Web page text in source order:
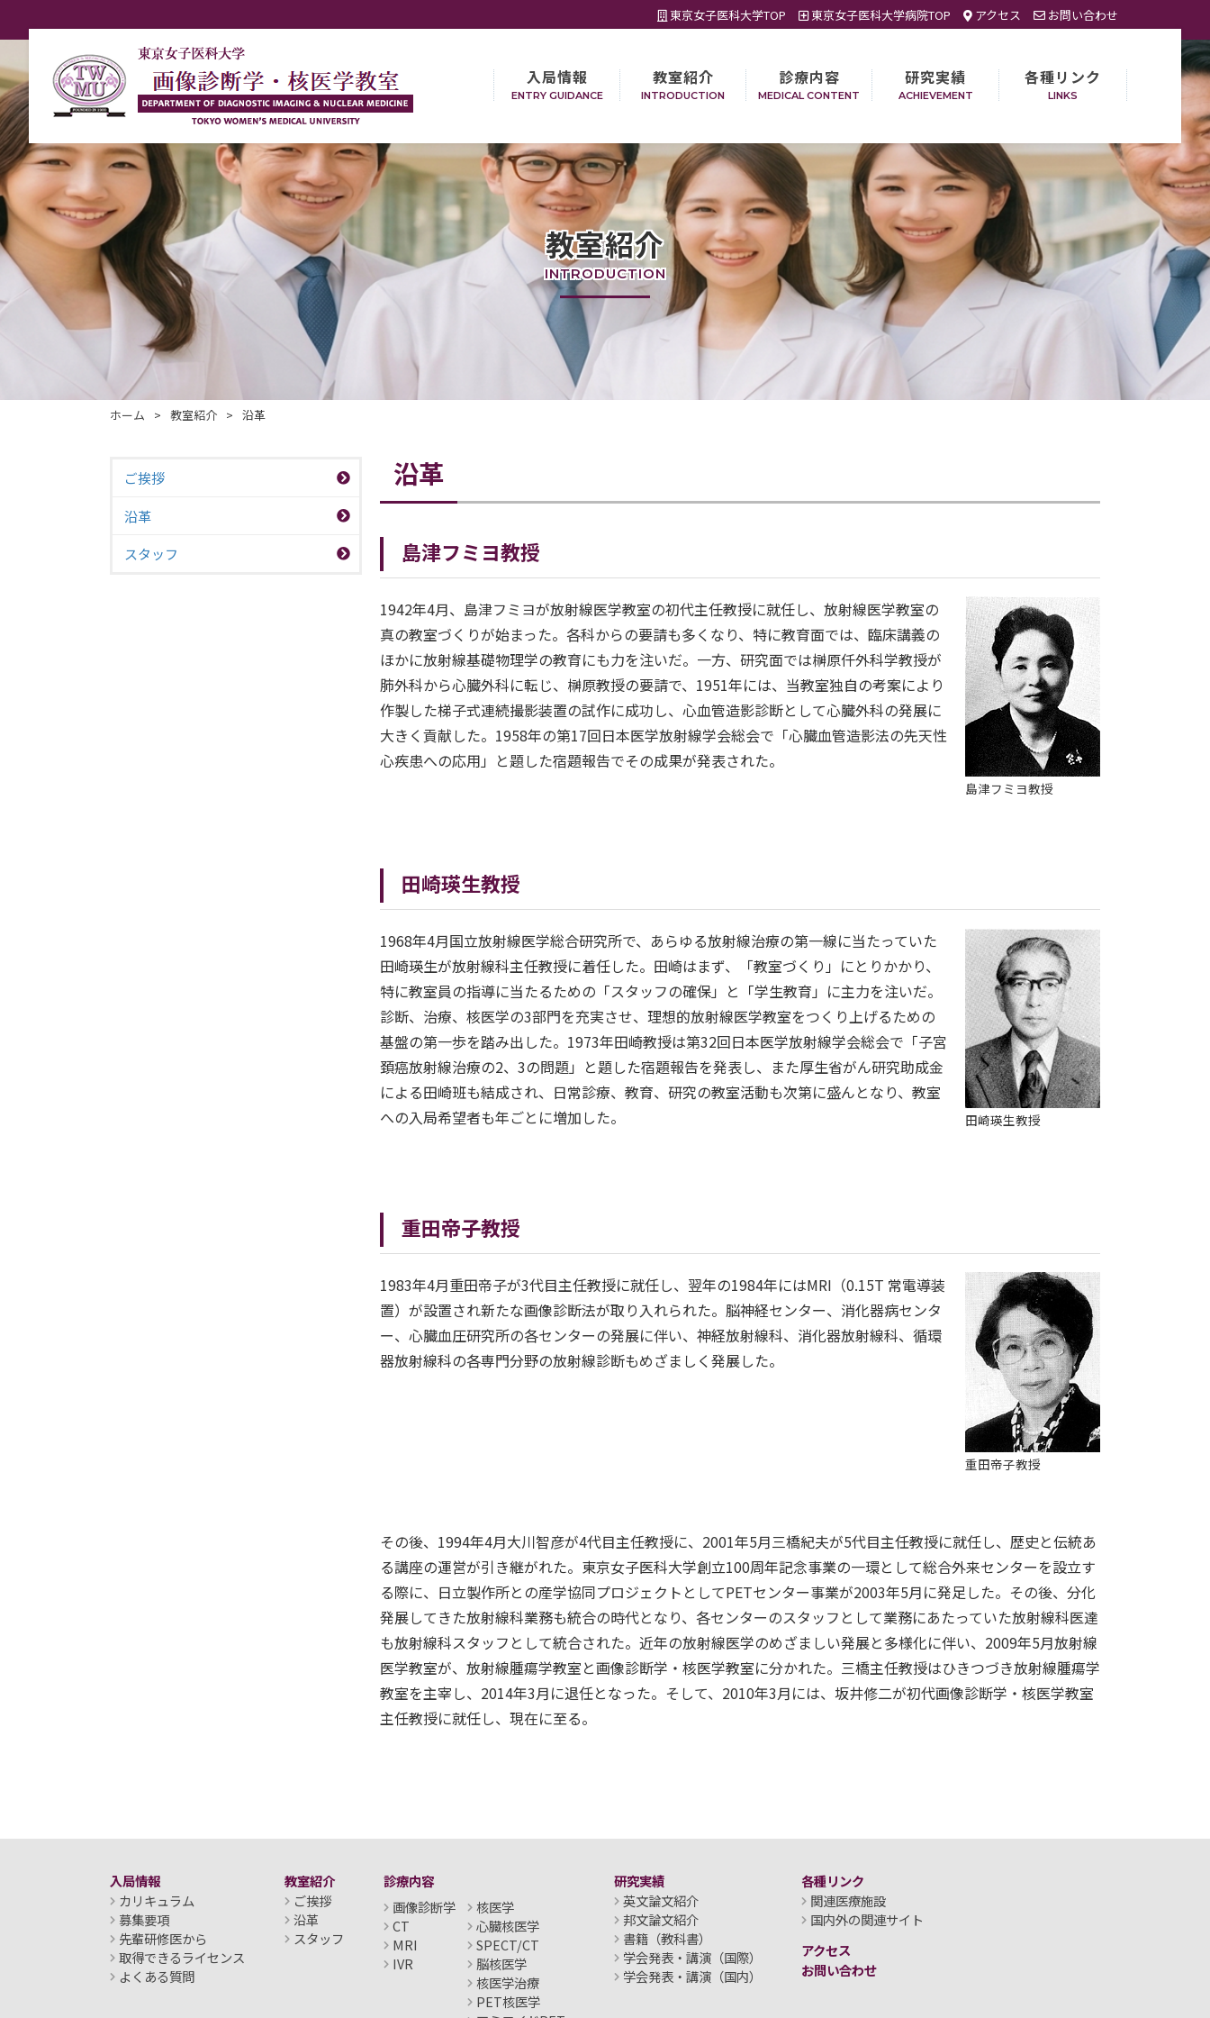
東京女子医科大学TOP 東京女子医科大学病院TOP アクセス お問い合わせ
入局情報
ENTRY GUIDANCE
教室紹介
INTRODUCTION
診療内容
MEDICAL CONTENT
研究実績
ACHIEVEMENT
各種リンク
LINKS
教室紹介
INTRODUCTION
ホーム > 教室紹介 > 沿革
沿革
島津フミヨ教授
島津フミヨ教授
1942年4月、島津フミヨが放射線医学教室の初代主任教授に就任し、放射線医学教室の
真の教室づくりが始まった。各科からの要請も多くなり、特に教育面では、臨床講義の
ほかに放射線基礎物理学の教育にも力を注いだ。一方、研究面では榊原仟外科学教授が
肺外科から心臓外科に転じ、榊原教授の要請で、1951年には、当教室独自の考案により
作製した梯子式連続撮影装置の試作に成功し、心血管造影診断として心臓外科の発展に
大きく貢献した。1958年の第17回日本医学放射線学会総会で「心臓血管造影法の先天性
心疾患への応用」と題した宿題報告でその成果が発表された。
田崎瑛生教授
田崎瑛生教授
1968年4月国立放射線医学総合研究所で、あらゆる放射線治療の第一線に当たっていた
田崎瑛生が放射線科主任教授に着任した。田崎はまず、「教室づくり」にとりかかり、
特に教室員の指導に当たるための「スタッフの確保」と「学生教育」に主力を注いだ。
診断、治療、核医学の3部門を充実させ、理想的放射線医学教室をつくり上げるための
基盤の第一歩を踏み出した。1973年田崎教授は第32回日本医学放射線学会総会で「子宮
頚癌放射線治療の2、3の問題」と題した宿題報告を発表し、また厚生省がん研究助成金
による田崎班も結成され、日常診療、教育、研究の教室活動も次第に盛んとなり、教室
への入局希望者も年ごとに増加した。
重田帝子教授
重田帝子教授
1983年4月重田帝子が3代目主任教授に就任し、翌年の1984年にはMRI（0.15T 常電導装
置）が設置され新たな画像診断法が取り入れられた。脳神経センター、消化器病センタ
ー、心臓血圧研究所の各センターの発展に伴い、神経放射線科、消化器放射線科、循環
器放射線科の各専門分野の放射線診断もめざましく発展した。
その後、1994年4月大川智彦が4代目主任教授に、2001年5月三橋紀夫が5代目主任教授に就任し、歴史と伝統あ
る講座の運営が引き継がれた。東京女子医科大学創立100周年記念事業の一環として総合外来センターを設立す
る際に、日立製作所との産学協同プロジェクトとしてPETセンター事業が2003年5月に発足した。その後、分化
発展してきた放射線科業務も統合の時代となり、各センターのスタッフとして業務にあたっていた放射線科医達
も放射線科スタッフとして統合された。近年の放射線医学のめざましい発展と多様化に伴い、2009年5月放射線
医学教室が、放射線腫瘍学教室と画像診断学・核医学教室に分かれた。三橋主任教授はひきつづき放射線腫瘍学
教室を主宰し、2014年3月に退任となった。そして、2010年3月には、坂井修二が初代画像診断学・核医学教室
主任教授に就任し、現在に至る。
ご挨拶
沿革
スタッフ
入局情報
カリキュラム
募集要項
先輩研修医から
取得できるライセンス
よくある質問
教室紹介
ご挨拶
沿革
スタッフ
診療内容
画像診断学
CT
MRI
IVR
核医学
心臓核医学
SPECT/CT
脳核医学
核医学治療
PET核医学
研究実績
英文論文紹介
邦文論文紹介
書籍（教科書）
学会発表・講演（国際）
学会発表・講演（国内）
各種リンク
関連医療施設
国内外の関連サイト
アクセス
お問い合わせ